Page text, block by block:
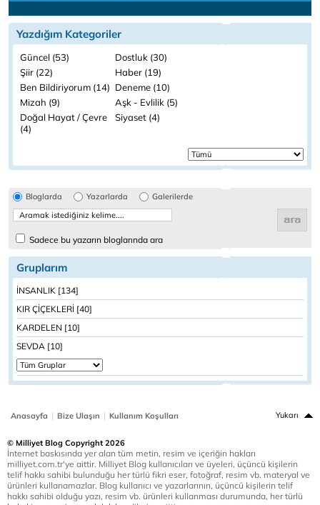
Yazdığım Kategoriler
Güncel (53)
Dostluk (30)
Şiir (22)
Haber (19)
Ben Bildiriyorum (14) Deneme (10)
Mizah (9)
Aşk - Evlilik (5)
Doğal Hayat / Çevre
(4)
Siyaset (4)
Bloglarda Yazarlarda Galerilerde
Sadece bu yazarın bloglarında ara
Gruplarım
İNSANLIK [134]
KIR ÇİÇEKLERİ [40]
KARDELEN [10]
SEVDA [10]
Anasayfa | Bize Ulaşın | Kullanım Koşulları Yukarı
© Milliyet Blog Copyright 2026
İnternet baskısında yer alan tüm metin, resim ve içeriğin hakları
milliyet.com.tr'ye aittir. Milliyet Blog kullanıcıları ve üyeleri, üçüncü kişilerin
telif hakkı sahibi bulunduğu her türlü fikri eser, fotoğraf, resim vb. materyal ve
ürünleri kullanamazlar. Blog kullanıcı ve yazarlarının, üçüncü kişilerin telif
hakkı sahibi olduğu yazı, resim vb. ürünleri kullanması durumunda, her türlü